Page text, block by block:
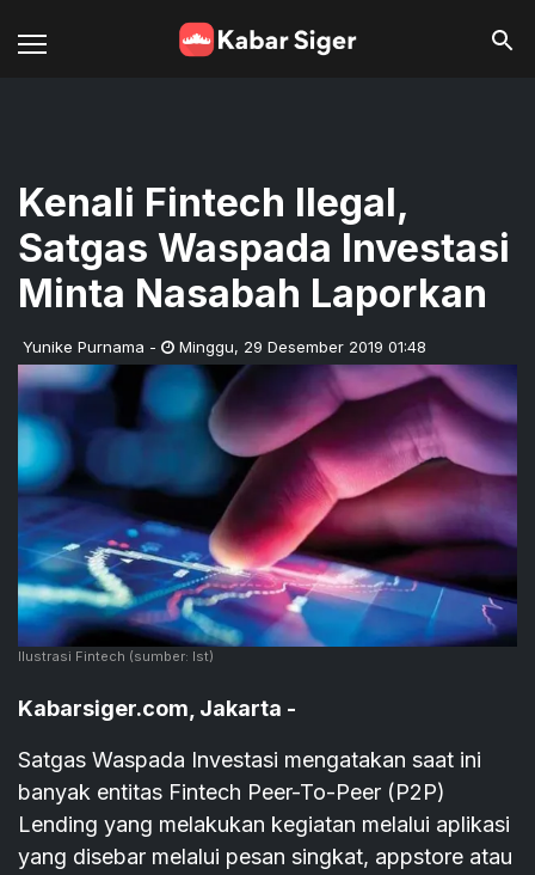
Kenali Fintech Ilegal,
Satgas Waspada Investasi
Minta Nasabah Laporkan
Yunike Purnama - Minggu, 29 Desember 2019 01:48
Ilustrasi Fintech (sumber: Ist)
Kabarsiger.com, Jakarta -
Satgas Waspada Investasi mengatakan saat ini
banyak entitas Fintech Peer-To-Peer (P2P)
Lending yang melakukan kegiatan melalui aplikasi
yang disebar melalui pesan singkat, appstore atau